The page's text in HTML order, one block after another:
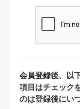
会員登録後、以
項目はチェック
のは登録後にい